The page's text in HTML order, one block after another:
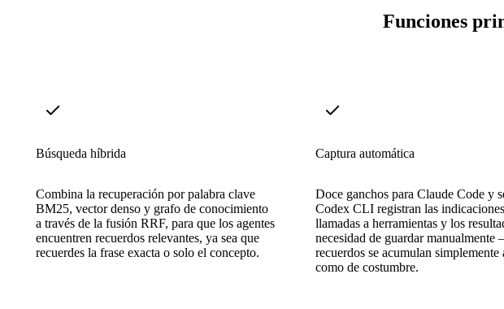
Funciones
Búsqueda híbrida
Combina la recuperación por palabra clave
BM25, vector denso y grafo de conocimiento
a través de la fusión RRF, para que los agentes
encuentren recuerdos relevantes, ya sea que
recuerdes la frase exacta o solo el concepto.
Captura automática
Doce ganchos para Claude Code y
Codex CLI registran las
llamadas a herramientas y los
necesidad de guardar
recuerdos se acumulan simplemente
como de costumbre.